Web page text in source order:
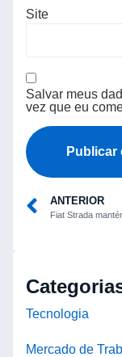
Site
Salvar meus
vez que eu
ANTERIOR
Tecnologia
Mercado de